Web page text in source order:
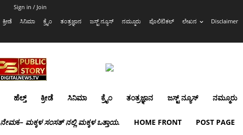
Sign in / Join
ಕ್ರೀಡೆ ಸಿನಿಮಾ ಕ್ರೈಂ ತಂತ್ರಜ್ಞಾನ ಜಸ್ಟ್ ನ್ಯೂಸ್ ನಮ್ಮೂರು ಪೊಲಿಟಿಕಲ್ ಲೇಖನ Disclaimer
ಹೆಲ್ತ್ ಕ್ರೀಡೆ ಸಿನಿಮಾ ಕ್ರೈಂ ತಂತ್ರಜ್ಞಾನ ಜಸ್ಟ್ ನ್ಯೂಸ್ ನಮ್ಮೂರು
ನೇಮಕ– ಮಕ್ಕಳ ಸಂಸತ್ ನಲ್ಲಿ ಮಕ್ಕಳ ಒತ್ತಾಯ. HOME FRONT POST PAGE